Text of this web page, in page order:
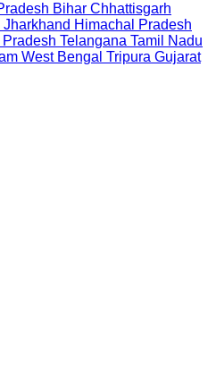
Bihar Chhattisgarh
Jharkhand Himachal Pradesh
Telangana Tamil Nadu
West Bengal Tripura Gujarat